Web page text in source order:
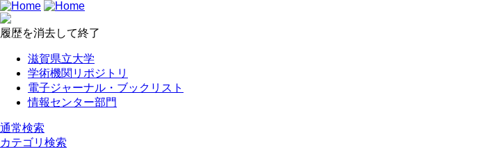
履歴を消去して終了
滋賀県立大学
学術機関リポジトリ
電子ジャーナル・ブックリスト
情報センター部門
通常検索
カテゴリ検索